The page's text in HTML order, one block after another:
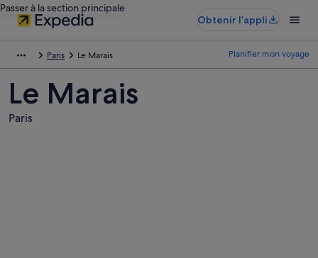
Passer à la section principale
Obtenir l’appli
Paris Le Marais Planifier mon voyage
Le Marais
Paris